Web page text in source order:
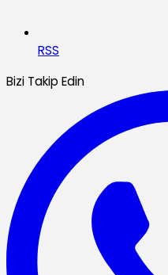
RSS
Bizi Takip Edin